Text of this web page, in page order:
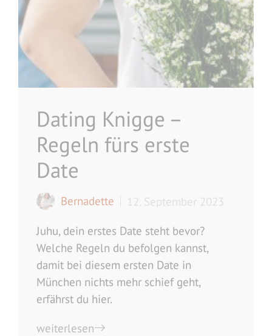
Dating Knigge –
Regeln fürs erste
Date
Bernadette
12. September 2023
Juhu, dein erstes Date steht bevor?
Welche Regeln du befolgen kannst,
damit bei diesem ersten Date in
München nichts mehr schief geht,
erfährst du hier.
weiterlesen